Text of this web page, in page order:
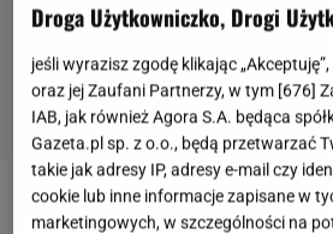
Justyna Kowalczyk-Tekieli
Droga Użytkowniczko, Drogi
jeśli wyrazisz zgodę klikając
oraz jej Zaufani Partnerzy, w tym [676]
IAB, jak również Agora S.A. będąca
Gazeta.pl sp. z o.o., będą przetwarzać
takie jak adresy IP, adresy e-mail czy
cookie lub inne informacje zapisane w
marketingowych, w szczególności na